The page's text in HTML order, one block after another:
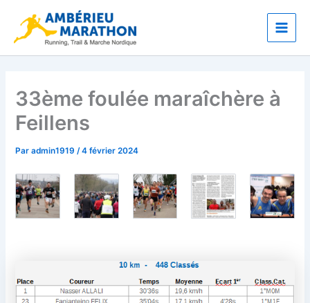
contenu
Main
33ème foulée maraîchère à
Feillens
Paradmin1919/4 février 2024